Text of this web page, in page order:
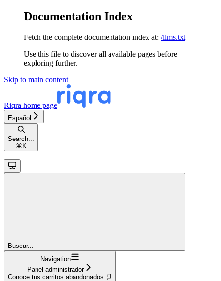
Documentation Index
Fetch the complete documentation index at: /llms.txt
Use this file to discover all available pages before
exploring further.
Skip to main content
Riqra home page
Español
Search...
⌘ K
Buscar...
Navigation
Panel administrador
Conoce tus carritos abandonados 🛒